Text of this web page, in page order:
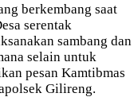
berkembang saat
serentak
sambang dan
selain untuk
pesan Kamtibmas
Gilireng.